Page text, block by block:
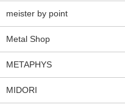
meister by point
Metal Shop
METAPHYS
MIDORI